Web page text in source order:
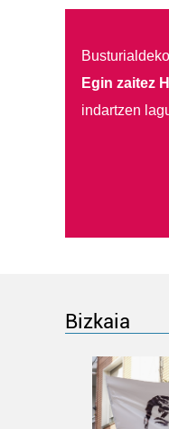
Busturialdeko
Egin zaitez
indartzen
Bizkaia